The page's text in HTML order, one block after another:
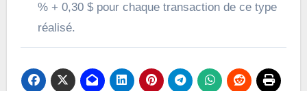
% + 0,30 $ pour chaque transaction de ce type
réalisé.